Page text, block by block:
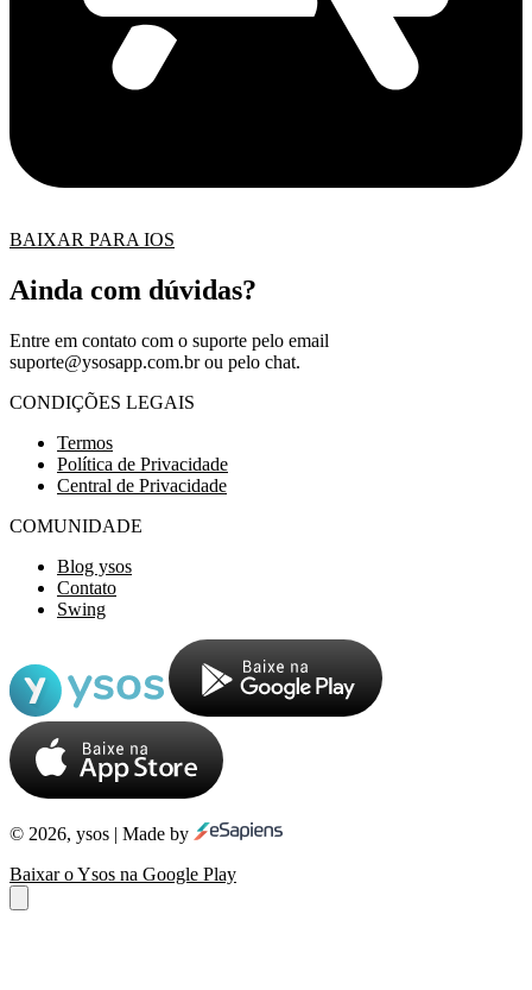
BAIXAR PARA IOS
Ainda com dúvidas?
Entre em contato com o suporte pelo email
suporte@ysosapp.com.brou pelo chat.
CONDIÇÕES LEGAIS
Termos
Política de Privacidade
Central de Privacidade
COMUNIDADE
Blog ysos
Contato
Swing
© 2026, ysos | Made by
Baixar o Ysos na Google Play